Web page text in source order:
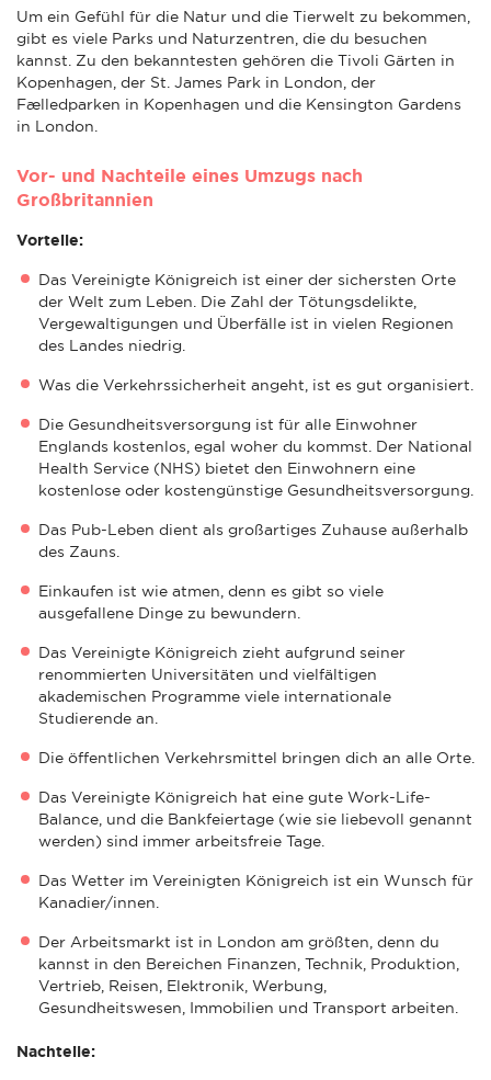
Um ein Gefühl für die Natur und die Tierwelt zu bekommen,
gibt es viele Parks und Naturzentren, die du besuchen
kannst. Zu den bekanntesten gehören die Tivoli Gärten in
Kopenhagen, der St. James Park in London, der
Fælledparken in Kopenhagen und die Kensington Gardens
in London.
Vor- und Nachteile eines Umzugs nach
Großbritannien
Vorteile:
Das Vereinigte Königreich ist einer der sichersten Orte
der Welt zum Leben. Die Zahl der Tötungsdelikte,
Vergewaltigungen und Überfälle ist in vielen Regionen
des Landes niedrig.
Was die Verkehrssicherheit angeht, ist es gut organisiert.
Die Gesundheitsversorgung ist für alle Einwohner
Englands kostenlos, egal woher du kommst. Der National
Health Service (NHS) bietet den Einwohnern eine
kostenlose oder kostengünstige Gesundheitsversorgung.
Das Pub-Leben dient als großartiges Zuhause außerhalb
des Zauns.
Einkaufen ist wie atmen, denn es gibt so viele
ausgefallene Dinge zu bewundern.
Das Vereinigte Königreich zieht aufgrund seiner
renommierten Universitäten und vielfältigen
akademischen Programme viele internationale
Studierende an.
Die öffentlichen Verkehrsmittel bringen dich an alle Orte.
Das Vereinigte Königreich hat eine gute Work-Life-
Balance, und die Bankfeiertage (wie sie liebevoll genannt
werden) sind immer arbeitsfreie Tage.
Das Wetter im Vereinigten Königreich ist ein Wunsch für
Kanadier/innen.
Der Arbeitsmarkt ist in London am größten, denn du
kannst in den Bereichen Finanzen, Technik, Produktion,
Vertrieb, Reisen, Elektronik, Werbung,
Gesundheitswesen, Immobilien und Transport arbeiten.
Nachteile: